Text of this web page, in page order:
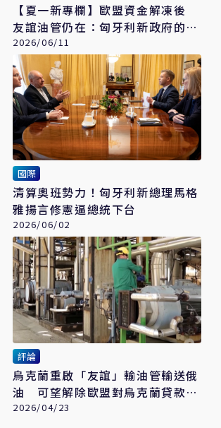
【夏一新專欄】歐盟資金解凍後
友誼油管仍在：匈牙利新政府的現
實兩難
2026/06/11
國際
清算奧班勢力！匈牙利新總理馬格
雅揚言修憲逼總統下台
2026/06/02
評論
烏克蘭重啟「友誼」輸油管輸送俄
油 可望解除歐盟對烏克蘭貸款封
鎖
2026/04/23